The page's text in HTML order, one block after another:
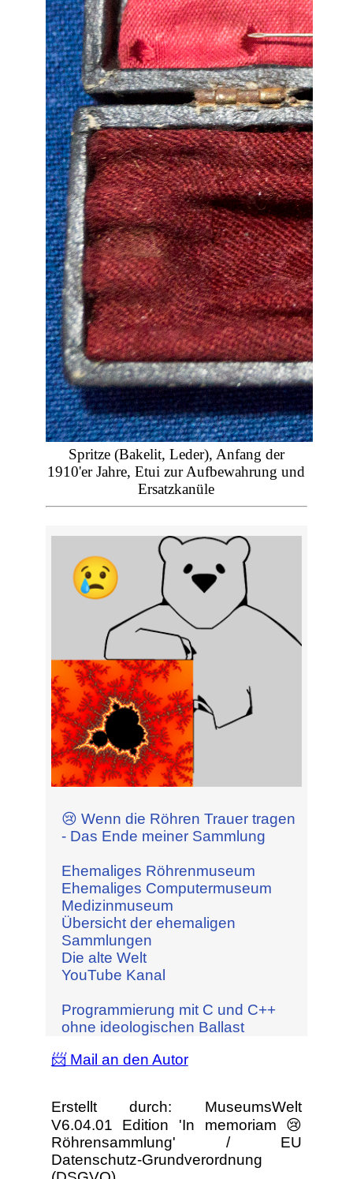
Spritze (Bakelit, Leder), Anfang der
1910'er Jahre, Etui zur Aufbewahrung und
Ersatzkanüle
😢 Wenn die Röhren Trauer tragen
- Das Ende meiner Sammlung
Ehemaliges Röhrenmuseum
Ehemaliges Computermuseum
Medizinmuseum
Übersicht der ehemaligen
Sammlungen
Die alte Welt
YouTube Kanal
Programmierung mit C und C++
ohne ideologischen Ballast
📨 Mail an den Autor
Erstellt durch: MuseumsWelt
V6.04.01 Edition 'In memoriam 😢
Röhrensammlung' / EU
Datenschutz-Grundverordnung